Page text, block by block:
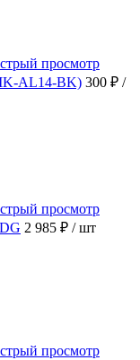
просмотр
AL14-BK) 300 ₽ /
просмотр
2 985 ₽ / шт
просмотр